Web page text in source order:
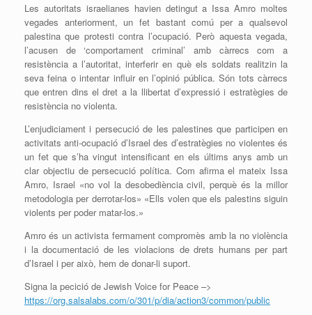
Les autoritats israelianes havien detingut a Issa Amro moltes
vegades anteriorment, un fet bastant comú per a qualsevol
palestina que protesti contra l’ocupació. Però aquesta vegada,
l’acusen de ‘comportament criminal’ amb càrrecs com a
resistència a l’autoritat, interferir en què els soldats realitzin la
seva feina o intentar influir en l’opinió pública. Són tots càrrecs
que entren dins el dret a la llibertat d’expressió i estratègies de
resistència no violenta.
L’enjudiciament i persecució de les palestines que participen en
activitats anti-ocupació d’Israel des d’estratègies no violentes és
un fet que s’ha vingut intensificant en els últims anys amb un
clar objectiu de persecució política. Com afirma el mateix Issa
Amro, Israel «no vol la desobediència civil, perquè és la millor
metodologia per derrotar-los» «Ells volen que els palestins siguin
violents per poder matar-los.»
Amro és un activista fermament compromès amb la no violència
i la documentació de les violacions de drets humans per part
d’Israel i per això, hem de donar-li suport.
Signa la pecició de Jewish Voice for Peace –>
https://org.salsalabs.com/o/301/p/dia/action3/common/public